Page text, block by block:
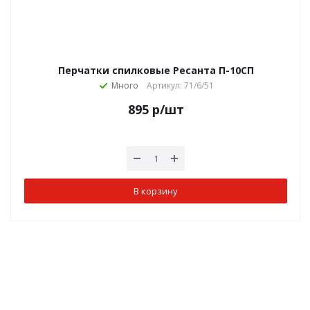
Перчатки спилковые Ресанта П-10СП
Много Артикул: 71/6/51
895р/шт
В корзину